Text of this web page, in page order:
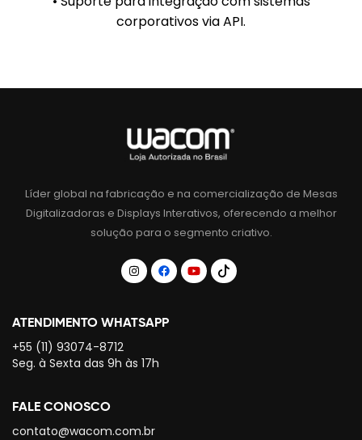
corporativos via API.
Líder global na fabricação e na comercialização de Mesas
Digitalizadoras e Displays Interativos, oferecendo a melhor
solução para o segmento criativo.
ATENDIMENTO WHATSAPP
+55 (11) 93074-8712
Seg. à Sexta das 9h às 17h
FALE CONOSCO
contato@wacom.com.br